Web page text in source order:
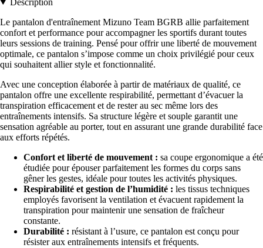
Le pantalon d'entraînement Mizuno Team BGRB allie parfaitement
confort et performance pour accompagner les sportifs durant toutes
leurs sessions de training. Pensé pour offrir une liberté de mouvement
optimale, ce pantalon s’impose comme un choix privilégié pour ceux
qui souhaitent allier style et fonctionnalité.
Avec une conception élaborée à partir de matériaux de qualité, ce
pantalon offre une excellente respirabilité, permettant d’évacuer la
transpiration efficacement et de rester au sec même lors des
entraînements intensifs. Sa structure légère et souple garantit une
sensation agréable au porter, tout en assurant une grande durabilité face
aux efforts répétés.
Confort et liberté de mouvement : sa coupe ergonomique a été
étudiée pour épouser parfaitement les formes du corps sans
gêner les gestes, idéale pour toutes les activités physiques.
Respirabilité et gestion de l’humidité : les tissus techniques
employés favorisent la ventilation et évacuent rapidement la
transpiration pour maintenir une sensation de fraîcheur
constante.
Durabilité : résistant à l’usure, ce pantalon est conçu pour
résister aux entraînements intensifs et fréquents.